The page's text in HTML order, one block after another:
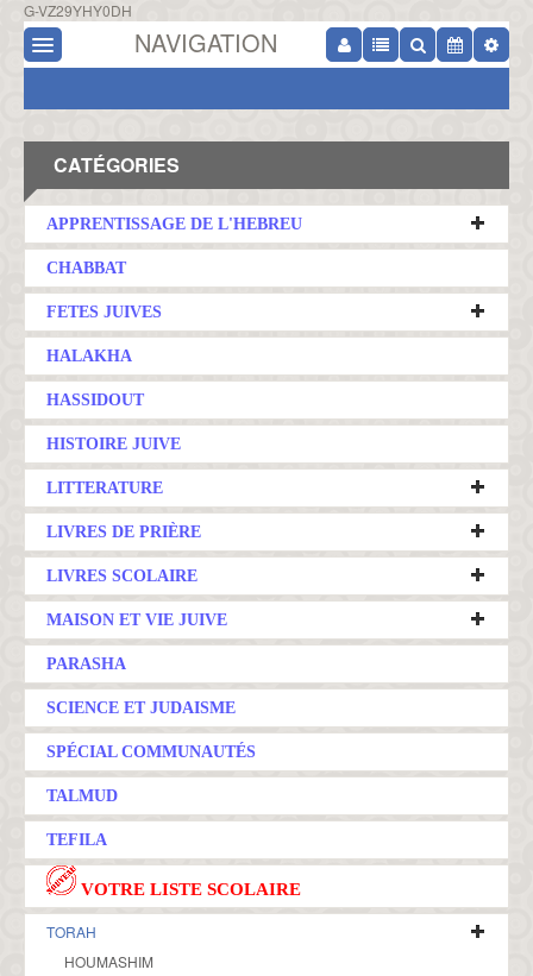
G-VZ29YHY0DH
NAVIGATION
CATÉGORIES
APPRENTISSAGE DE L'HEBREU
CHABBAT
FETES JUIVES
HALAKHA
HASSIDOUT
HISTOIRE JUIVE
LITTERATURE
LIVRES DE PRIÈRE
LIVRES SCOLAIRE
MAISON ET VIE JUIVE
PARASHA
SCIENCE ET JUDAISME
SPÉCIAL COMMUNAUTÉS
TALMUD
TEFILA
VOTRE LISTE SCOLAIRE
TORAH
HOUMASHIM